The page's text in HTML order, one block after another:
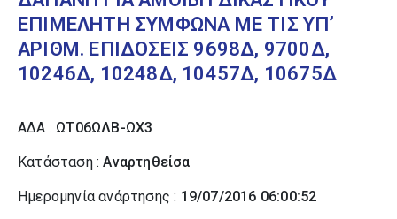
ΕΠΙΜΕΛΗΤΗ ΣΥΜΦΩΝΑ ΜΕ ΤΙΣ ΥΠ’
ΑΡΙΘΜ. ΕΠΙΔΟΣΕΙΣ 9698Δ, 9700Δ,
10246Δ, 10248Δ, 10457Δ, 10675Δ
ΑΔΑ : ΩΤ06ΩΛΒ-ΩΧ3
Κατάσταση :Αναρτηθείσα
Ημερομηνία ανάρτησης : 19/07/2016 06:00:52